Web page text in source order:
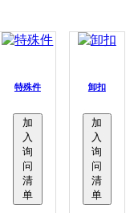
特殊件
加
入
询
问
清
单
卸扣
加
入
询
问
清
单